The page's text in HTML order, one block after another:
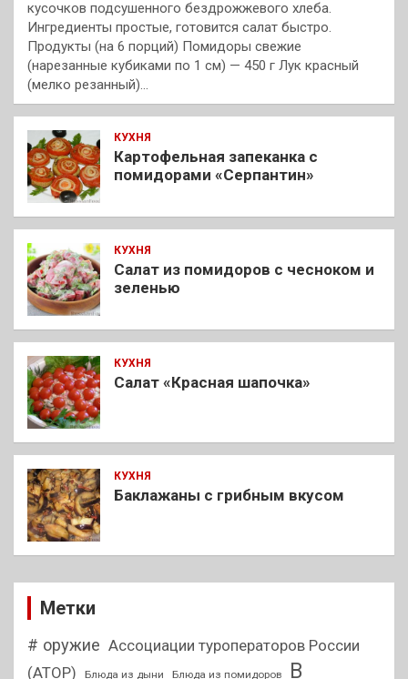
кусочков подсушенного бездрожжевого хлеба.
Ингредиенты простые, готовится салат быстро.
Продукты (на 6 порций) Помидоры свежие
(нарезанные кубиками по 1 см) — 450 г Лук красный
(мелко резанный)…
КУХНЯ
Картофельная запеканка с
помидорами «Серпантин»
КУХНЯ
Салат из помидоров с чесноком и
зеленью
КУХНЯ
Салат «Красная шапочка»
КУХНЯ
Баклажаны с грибным вкусом
Метки
# оружие Ассоциации туроператоров России
(АТОР)
Блюда из дыни Блюда из помидоров
В